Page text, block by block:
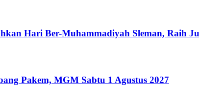
Hari Ber-Muhammadiyah Sleman, Raih
Pakem, MGM Sabtu 1 Agustus 2027